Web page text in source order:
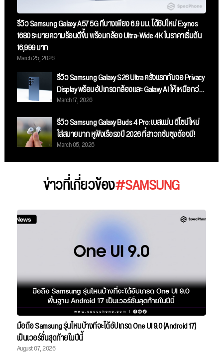
รีวิว Samsung Galaxy A57 5G ที่บางเพียง 6.9 มม. ได้ชิปใหม่ Exynos
1680 ระบายความร้อนดีขึ้น พร้อมกล้อง Ultra-Wide 4K ในราคาเริ่มต้น
16,999 บาท
March 25, 2026
รีวิว Samsung Galaxy S26 Ultra ครั้งแรกกับจอ Privacy
Display พร้อมอัปเกรดกล้องและ Galaxy AI ให้เหนือกว่า
เดิม
March 17, 2026
รีวิว Samsung Galaxy Buds 4 Pro: เบสแน่น ดีไซน์ใหม่
ใส่สบายมาก หูฟังเรือธงปี 2026 ที่สาวกซัมซุงต้องมี!
March 05, 2026
ข่าวที่เกี่ยวข้อง#SAMSUNG
มือถือ Samsung รุ่นไหนบ้างที่จะได้อัปเกรด One UI 9.0 (Android 17)
เป็นเวอร์ชั่นสุดท้ายในปีนี้
August 07, 2026